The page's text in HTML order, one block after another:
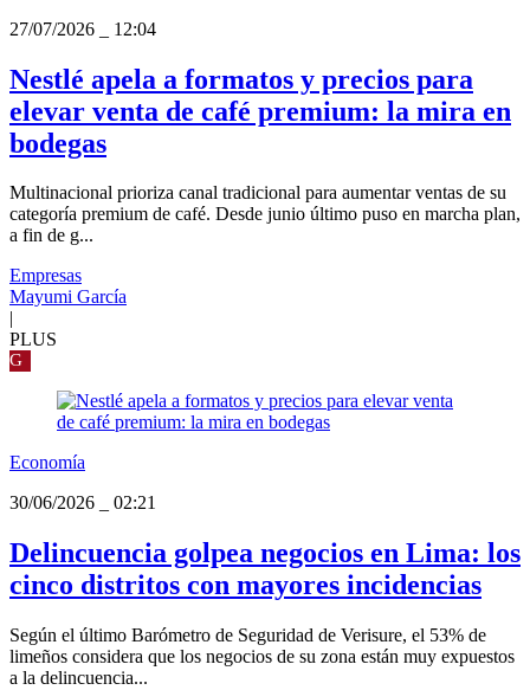
27/07/2026
12:04
Nestlé apela a formatos y precios para
elevar venta de café premium: la mira en
bodegas
Multinacional prioriza canal tradicional para aumentar ventas de su
categoría premium de café. Desde junio último puso en marcha plan,
a fin de g...
Empresas
Mayumi García
PLUS
G
Economía
30/06/2026
02:21
Delincuencia golpea negocios en Lima: los
cinco distritos con mayores incidencias
Según el último Barómetro de Seguridad de Verisure, el 53% de
limeños considera que los negocios de su zona están muy expuestos
a la delincuencia...